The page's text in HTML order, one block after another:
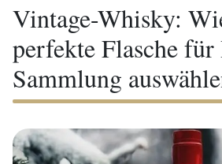
Vintage-Whisky:
perfekte Flasche
Sammlung